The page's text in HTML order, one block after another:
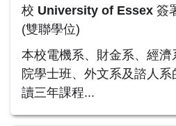
校 University of Essex 簽
(雙聯學位)
本校電機系、財金系、經
院學士班、 外文系及諮人系
讀三年課程...